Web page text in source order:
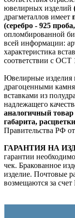
ювелирных изделий
драгметаллов имеет
(серебро - 925
опломбированной
всей информации:
характеристика
соответствии с ОСТ
Ювелирные изделия
драгоценными
вставками из
надлежащего
аналогичный
габарита,
Правительства РФ
ГАРАНТИЯ НА
гарантии
чек. Бракованное
изделие. Почтовые
возмещаются за